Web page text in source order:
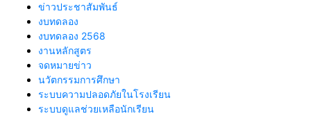
ข่าวประชาสัมพันธ์
งบทดลอง
งบทดลอง 2568
งานหลักสูตร
จดหมายข่าว
นวัตกรรมการศึกษา
ระบบความปลอดภัยในโรงเรียน
ระบบดูแลช่วยเหลือนักเรียน